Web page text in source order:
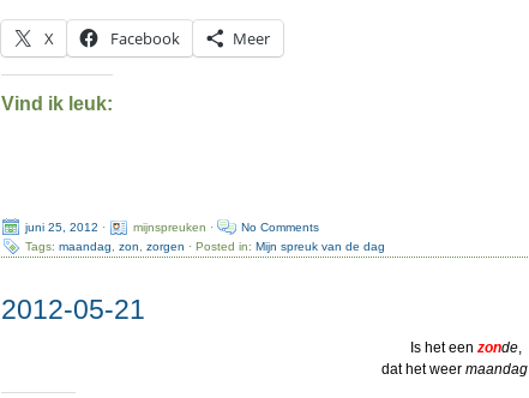
X Facebook Meer
Vind ik leuk:
juni 25, 2012 · mijnspreuken ·
No Comments
Tags:maandag ,zon ,zorgen · Posted in:Mijn spreuk van de dag
2012-05-21
Is het eenzonde
dat het weermaandag